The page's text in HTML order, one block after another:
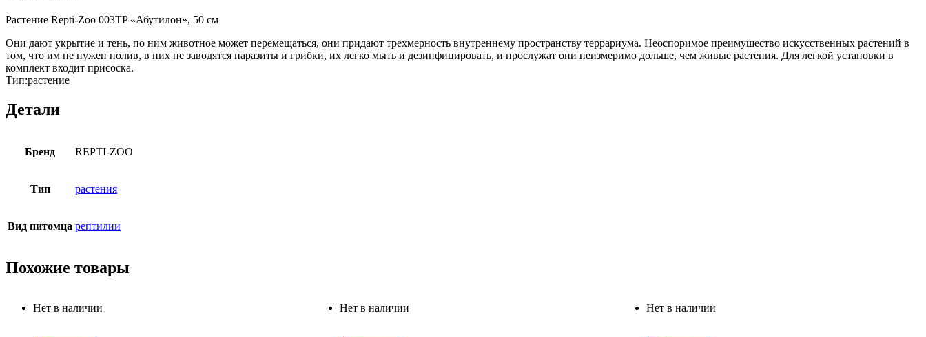
Растение Repti-Zoo 003TP «Абутилон», 50 см
Они дают укрытие и тень, по ним животное может перемещаться, они придают трехмерность внутреннему пространству террариума. Неоспоримое преимущество искусственных растений в
том, что им не нужен полив, в них не заводятся паразиты и грибки, их легко мыть и дезинфицировать, и прослужат они неизмеримо дольше, чем живые растения. Для легкой установки в
комплект входит присоска.
Тип:растение
Детали
Бренд REPTI-ZOO
Тип растения
Вид питомца рептилии
Похожие товары
Нет в наличии Нет в наличии Нет в наличии